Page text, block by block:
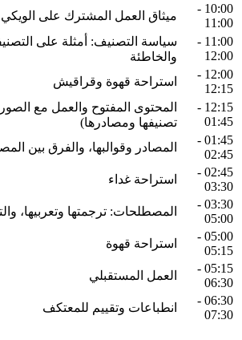
10:00 -
11:00
ميثاق العمل المشترك على الويكي
11:00 -
12:00
سياسة التصنيف: أمثلة على
والخاطئة
12:00 -
12:15
استراحة قهوة وقراقيش
12:15 -
01:45
المحتوى المفتوح والعمل مع الصور
تصنيفها ومصادرها)
01:45 -
02:45
المصادر وقوالبها، والفرق بين
02:45 -
03:30
استراحة غداء
03:30 -
05:00
المصطلحات: ترجمتها وتعربيها،
05:00 -
05:15
استراحة قهوة
05:15 -
06:30
العمل المستقبلي
06:30 -
07:30
انطباعات وتقييم للمعتكف